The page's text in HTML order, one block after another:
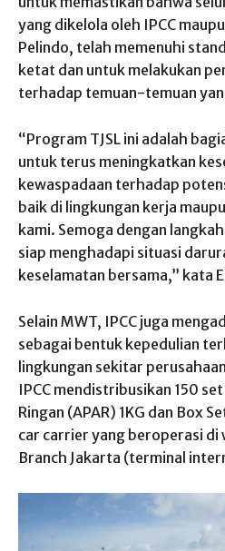
yang dikelola oleh IPCC
Pelindo, telah memenuhi
ketat dan untuk melakukan
terhadap temuan-temuan
“Program TJSL ini adalah
untuk terus meningkatkan
kewaspadaan terhadap
baik di lingkungan kerja
kami. Semoga dengan
siap menghadapi situasi
keselamatan bersama,” kata
Selain MWT, IPCC juga
sebagai bentuk kepedulian
lingkungan sekitar
IPCC mendistribusikan 150
Ringan (APAR) 1KG dan Box
car carrier yang beroperasi di
Branch Jakarta (terminal